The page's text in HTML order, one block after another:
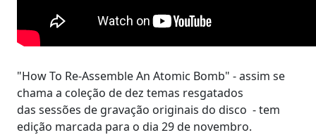
"How To Re-Assemble An Atomic Bomb" - assim se
chama a coleção de dez temas resgatados
das sessões de gravação originais do disco - tem
edição marcada para o dia 29 de novembro.